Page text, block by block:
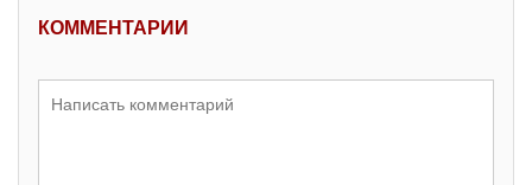
КОММЕНТАРИИ